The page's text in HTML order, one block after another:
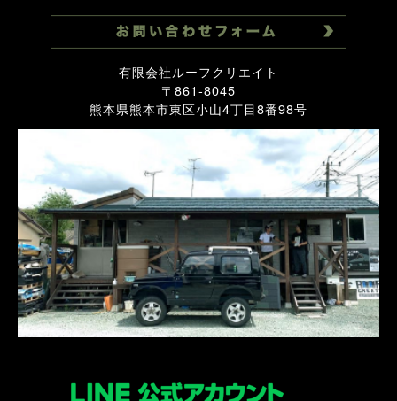
有限会社ルーフクリエイト
〒861-8045
熊本県熊本市東区小山4丁目8番98号